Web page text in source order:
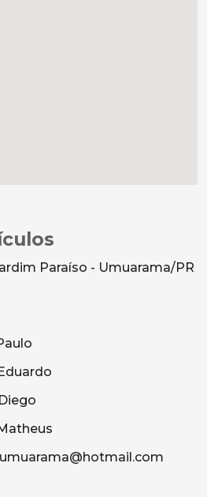
Paraíso - Umuarama/PR